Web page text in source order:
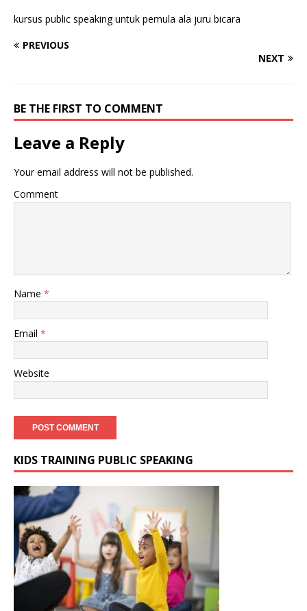
kursus public speaking untuk pemula ala juru bicara
PREVIOUS
NEXT
BE THE FIRST TO COMMENT
Leave a Reply
Your email address will not be published.
Comment
Name *
Email *
Website
KIDS TRAINING PUBLIC SPEAKING